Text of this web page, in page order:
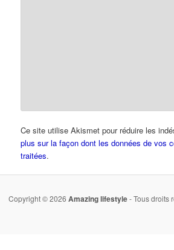
Ce site utilise Akismet pour réduire les
plus sur la façon dont les données de vos
traitées.
Copyright © 2026 Amazing lifestyle- Tous droits